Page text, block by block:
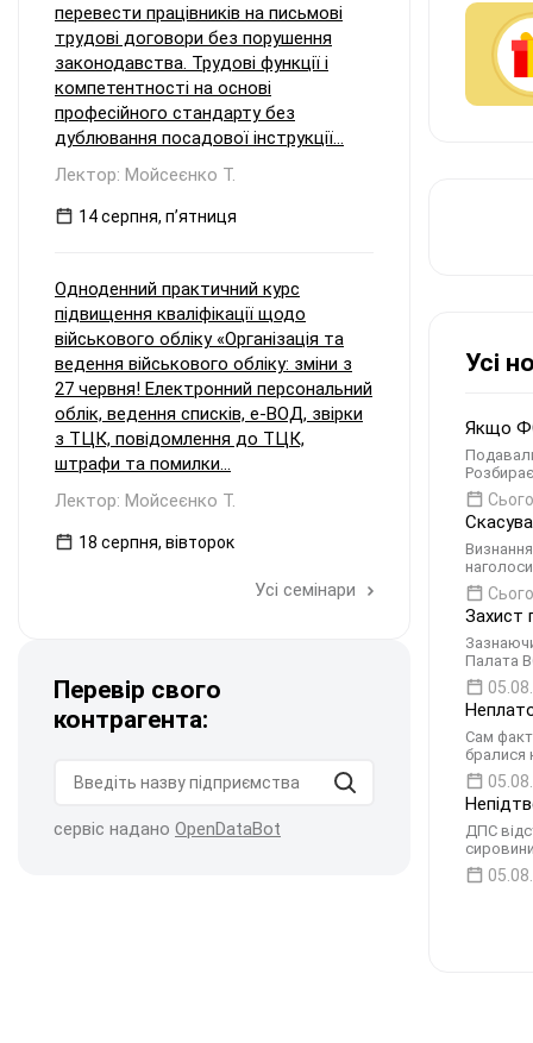
Усі
Якщо
Захист
Палата
Сам
бралися
ДПС
перевести працівників на письмові
трудові договори без порушення
законодавства. Трудові функції і
компетентності на основі
професійного стандарту без
дублювання посадової інструкції...
Лектор: Мойсеєнко Т.
14 серпня, пʼятниця
Одноденний практичний курс
підвищення кваліфікації щодо
військового обліку «Організація та
ведення військового обліку: зміни з
27 червня! Електронний персональний
облік, ведення списків, е-ВОД, звірки
з ТЦК, повідомлення до ТЦК,
штрафи та помилки...
Лектор: Мойсеєнко Т.
18 серпня, вівторок
Усі семінари
Перевір свого
контрагента:
сервіс надано OpenDataBot